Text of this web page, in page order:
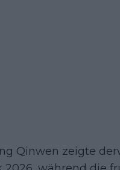
Qinwen zeigte